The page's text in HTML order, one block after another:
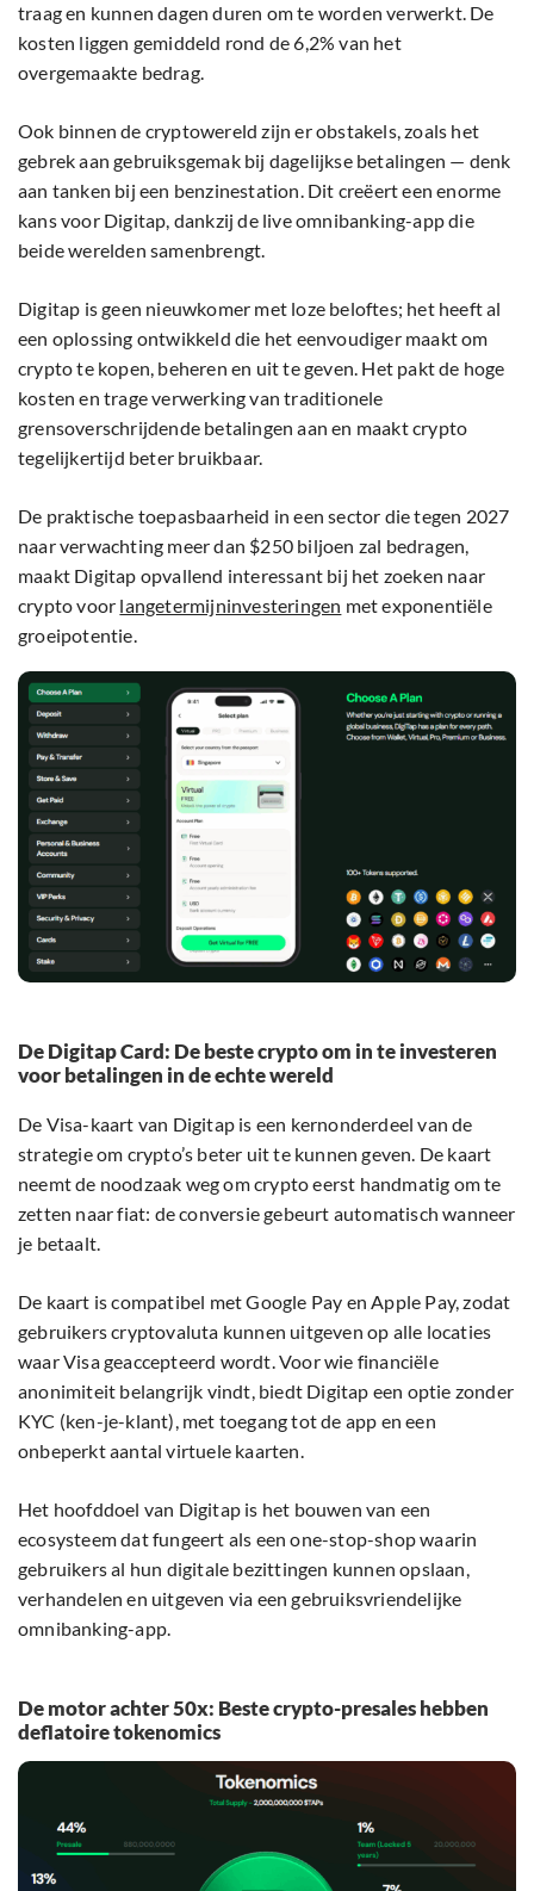
traag en kunnen dagen duren om te worden verwerkt. De
kosten liggen gemiddeld rond de 6,2% van het
overgemaakte bedrag.
Ook binnen de cryptowereld zijn er obstakels, zoals het
gebrek aan gebruiksgemak bij dagelijkse betalingen — denk
aan tanken bij een benzinestation. Dit creëert een enorme
kans voor Digitap, dankzij de live omnibanking-app die
beide werelden samenbrengt.
Digitap is geen nieuwkomer met loze beloftes; het heeft al
een oplossing ontwikkeld die het eenvoudiger maakt om
crypto te kopen, beheren en uit te geven. Het pakt de hoge
kosten en trage verwerking van traditionele
grensoverschrijdende betalingen aan en maakt crypto
tegelijkertijd beter bruikbaar.
De praktische toepasbaarheid in een sector die tegen 2027
naar verwachting meer dan $250 biljoen zal bedragen,
maakt Digitap opvallend interessant bij het zoeken naar
crypto voor langetermijninvesteringen met exponentiële
groeipotentie.
De Digitap Card: De beste crypto om in te investeren
voor betalingen in de echte wereld
De Visa-kaart van Digitap is een kernonderdeel van de
strategie om crypto’s beter uit te kunnen geven. De kaart
neemt de noodzaak weg om crypto eerst handmatig om te
zetten naar fiat: de conversie gebeurt automatisch wanneer
je betaalt.
De kaart is compatibel met Google Pay en Apple Pay, zodat
gebruikers cryptovaluta kunnen uitgeven op alle locaties
waar Visa geaccepteerd wordt. Voor wie financiële
anonimiteit belangrijk vindt, biedt Digitap een optie zonder
KYC (ken-je-klant), met toegang tot de app en een
onbeperkt aantal virtuele kaarten.
Het hoofddoel van Digitap is het bouwen van een
ecosysteem dat fungeert als een one-stop-shop waarin
gebruikers al hun digitale bezittingen kunnen opslaan,
verhandelen en uitgeven via een gebruiksvriendelijke
omnibanking-app.
De motor achter 50x: Beste crypto-presales hebben
deflatoire tokenomics